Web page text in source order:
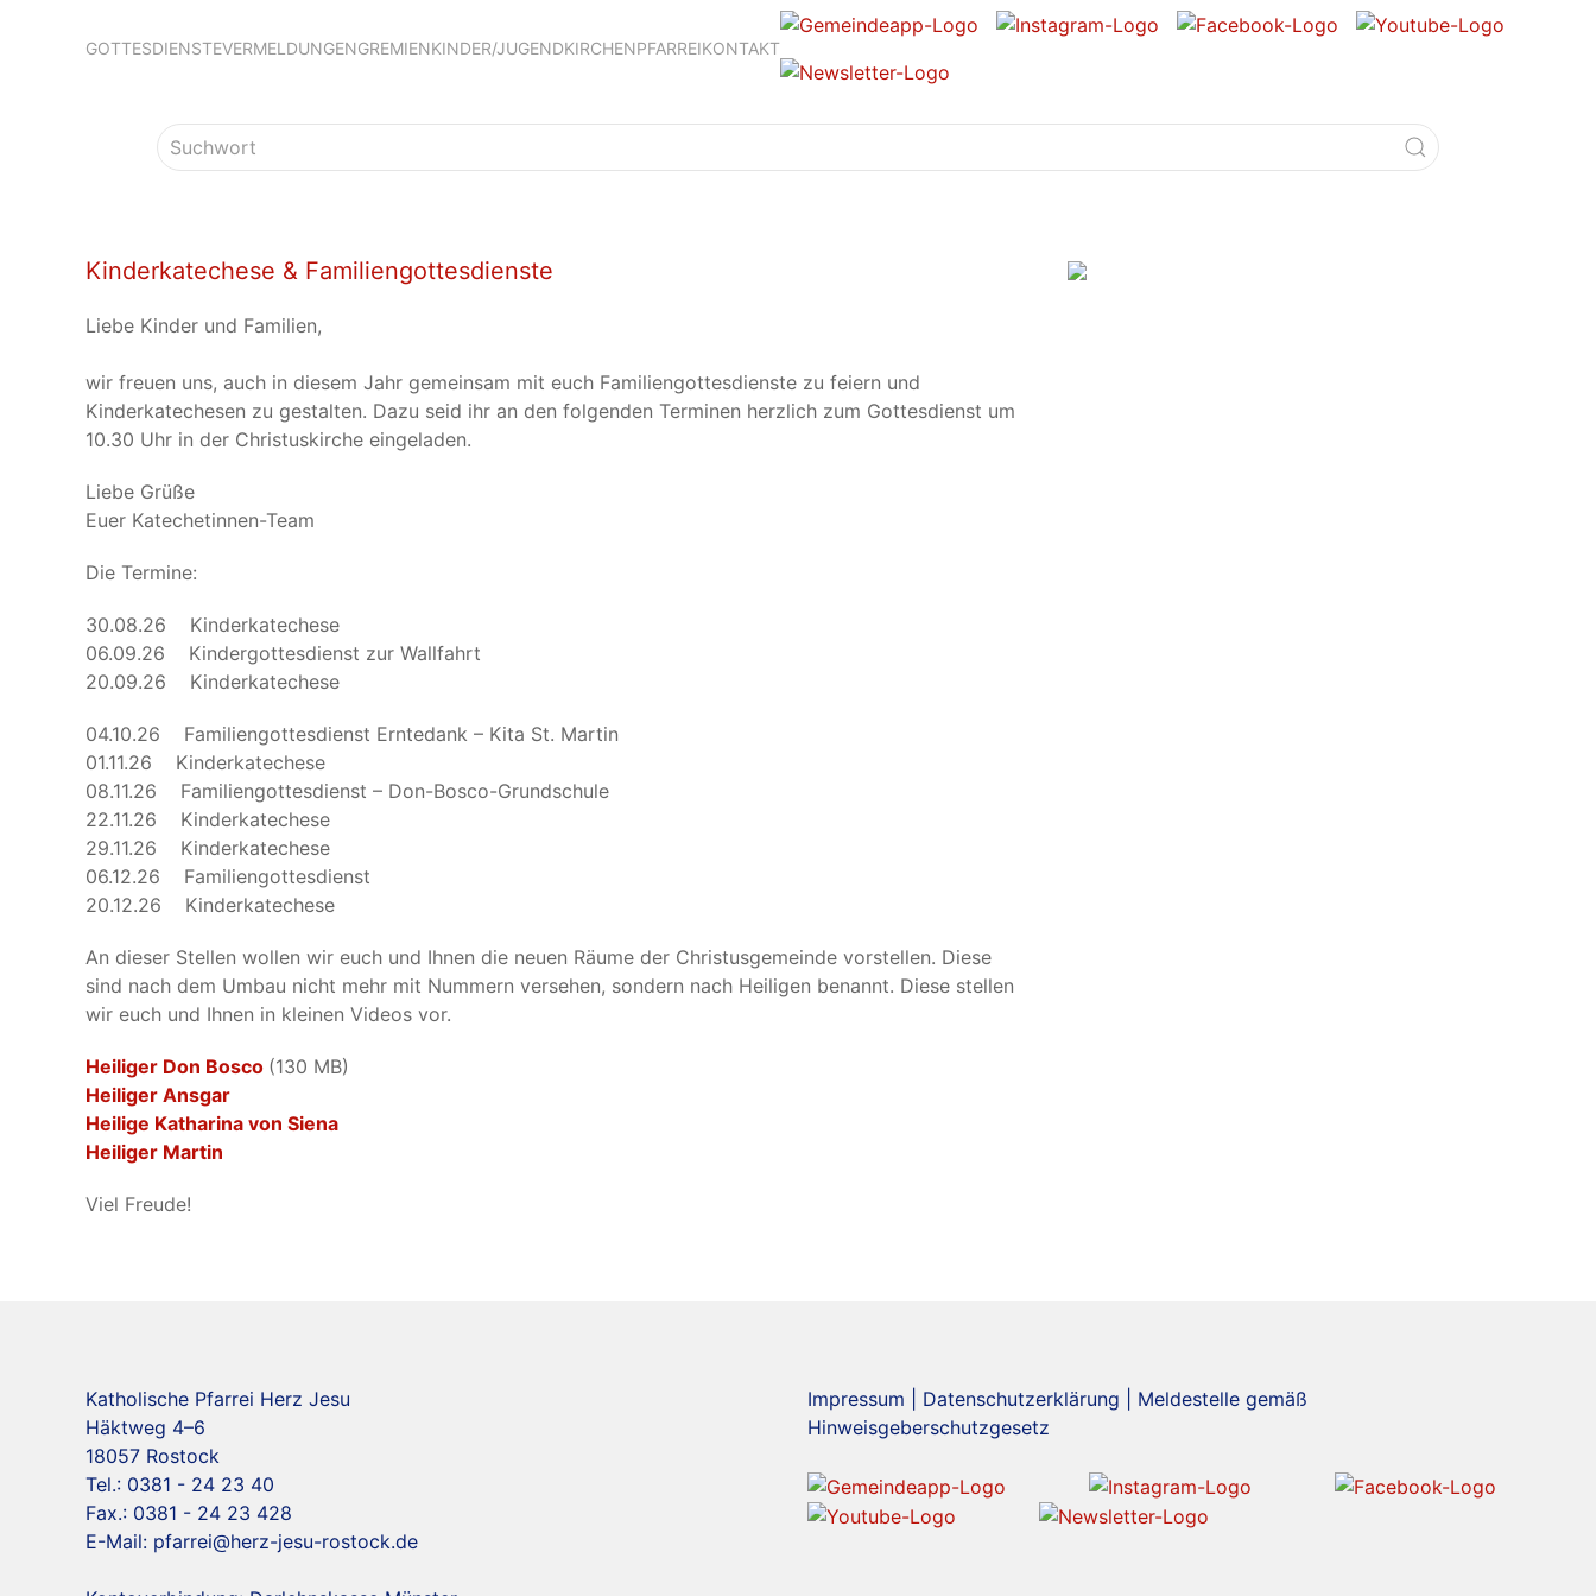
GOTTESDIENSTEVERMELDUNGENGREMIENKINDER/JUGENDKIRCHENPFARREIKONTAKT
Kinderkatechese & Familiengottesdienste
Liebe Kinder und Familien,
wir freuen uns, auch in diesem Jahr gemeinsam mit euch Familiengottesdienste zu feiern und
Kinderkatechesen zu gestalten. Dazu seid ihr an den folgenden Terminen herzlich zum Gottesdienst um
10.30 Uhr in der Christuskirche eingeladen.
Liebe Grüße
Euer Katechetinnen-Team
Die Termine:
30.08.26 Kinderkatechese
06.09.26 Kindergottesdienst zur Wallfahrt
20.09.26 Kinderkatechese
04.10.26 Familiengottesdienst Erntedank – Kita St. Martin
01.11.26 Kinderkatechese
08.11.26 Familiengottesdienst – Don-Bosco-Grundschule
22.11.26 Kinderkatechese
29.11.26 Kinderkatechese
06.12.26 Familiengottesdienst
20.12.26 Kinderkatechese
An dieser Stellen wollen wir euch und Ihnen die neuen Räume der Christusgemeinde vorstellen. Diese
sind nach dem Umbau nicht mehr mit Nummern versehen, sondern nach Heiligen benannt. Diese stellen
wir euch und Ihnen in kleinen Videos vor.
Heiliger Don Bosco (130 MB)
Heiliger Ansgar
Heilige Katharina von Siena
Heiliger Martin
Viel Freude!
Katholische Pfarrei Herz Jesu
Häktweg 4–6
18057 Rostock
Tel.: 0381 - 24 23 40
Fax.: 0381 - 24 23 428
E-Mail: pfarrei@herz-jesu-rostock.de
Impressum Datenschutzerklärung
Meldestelle gemäß
Hinweisgeberschutzgesetz